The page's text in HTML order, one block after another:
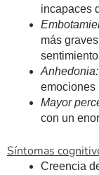
incapaces
más
Anhedonia:
emociones
Mayor
con un
Síntomas
Creencia